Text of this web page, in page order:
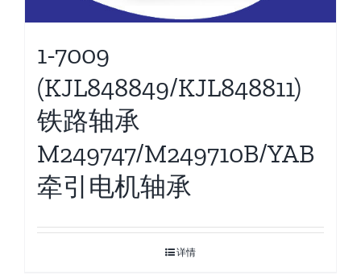
1-7009
(KJL848849/KJL848811)
铁路轴承
M249747/M249710B/YAB
牵引电机轴承
详情